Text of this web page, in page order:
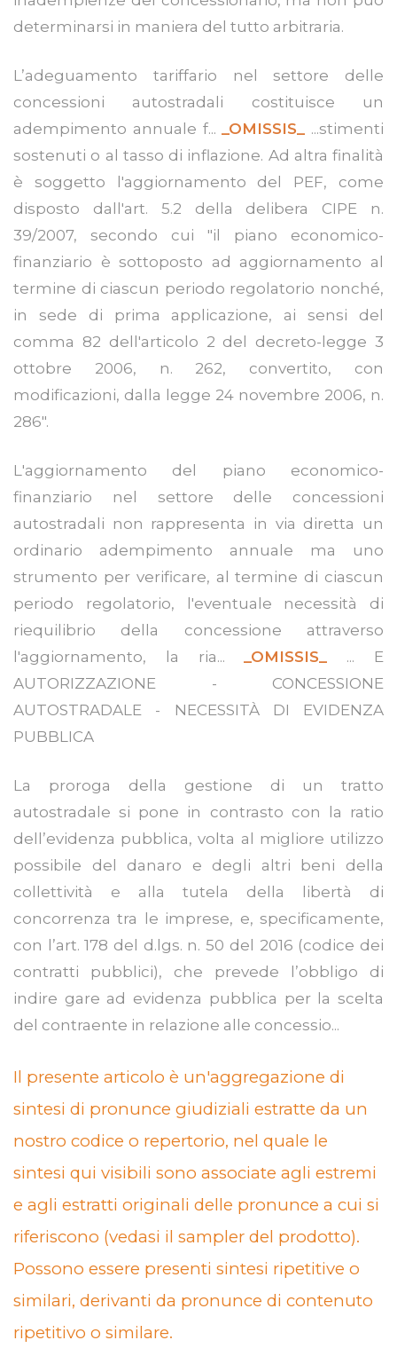
determinarsi in maniera del tutto arbitraria.
L’adeguamento tariffario nel settore delle
concessioni autostradali costituisce un
adempimento annuale f...
_OMISSIS_
...stimenti
sostenuti o al tasso di inflazione. Ad altra finalità
è soggetto l'aggiornamento del PEF, come
disposto dall'art. 5.2 della delibera CIPE n.
39/2007, secondo cui "il piano economico-
finanziario è sottoposto ad aggiornamento al
termine di ciascun periodo regolatorio nonché,
in sede di prima applicazione, ai sensi del
comma 82 dell'articolo 2 del decreto-legge 3
ottobre 2006, n. 262, convertito, con
modificazioni, dalla legge 24 novembre 2006, n.
286".
L'aggiornamento del piano economico-
finanziario nel settore delle concessioni
autostradali non rappresenta in via diretta un
ordinario adempimento annuale ma uno
strumento per verificare, al termine di ciascun
periodo regolatorio, l'eventuale necessità di
riequilibrio della concessione attraverso
l'aggiornamento, la ria...
_OMISSIS_
... E
AUTORIZZAZIONE - CONCESSIONE
AUTOSTRADALE - NECESSITÀ DI EVIDENZA
PUBBLICA
La proroga della gestione di un tratto
autostradale si pone in contrasto con la ratio
dell’evidenza pubblica, volta al migliore utilizzo
possibile del danaro e degli altri beni della
collettività e alla tutela della libertà di
concorrenza tra le imprese, e, specificamente,
con l’art. 178 del d.lgs. n. 50 del 2016 (codice dei
contratti pubblici), che prevede l’obbligo di
indire gare ad evidenza pubblica per la scelta
del contraente in relazione alle concessio...
Il presente articolo è un'aggregazione di
sintesi di pronunce giudiziali estratte da un
nostro codice o repertorio, nel quale le
sintesi qui visibili sono associate agli estremi
e agli estratti originali delle pronunce a cui si
riferiscono (vedasi il sampler del prodotto).
Possono essere presenti sintesi ripetitive o
similari, derivanti da pronunce di contenuto
ripetitivo o similare.